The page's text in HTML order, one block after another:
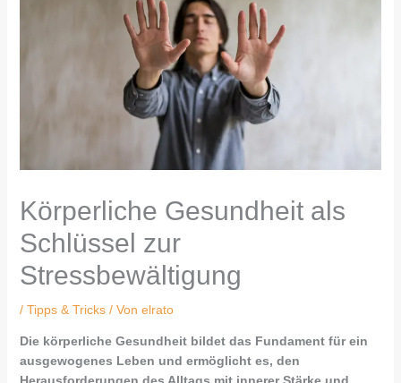
Körperliche Gesundheit als
Schlüssel zur
Stressbewältigung
/ Tipps & Tricks/ Von elrato
Die körperliche Gesundheit bildet das Fundament für ein
ausgewogenes Leben und ermöglicht es, den
Herausforderungen des Alltags mit innerer Stärke und